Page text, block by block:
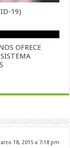
19)
OFRECE
18, 2015 a 7:18 pm